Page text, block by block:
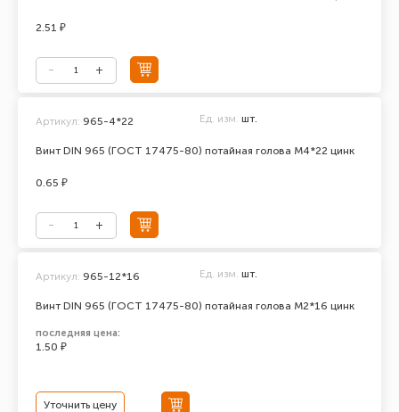
2.51 ₽
Винт DIN 965 (ГОСТ 17475-80) потайная голова М4*22 цинк
Артикул: 965-4*22 Ед. изм. шт.
0.65 ₽
Винт DIN 965 (ГОСТ 17475-80) потайная голова М2*16 цинк
Артикул: 965-12*16 Ед. изм. шт.
последняя цена:
1.50 ₽
Уточнить цену